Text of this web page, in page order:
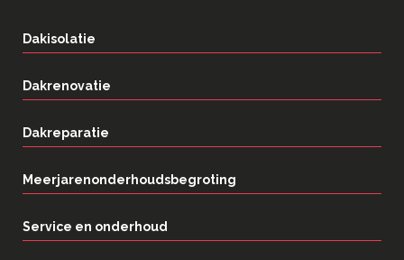
Dakisolatie
Dakrenovatie
Dakreparatie
Meerjarenonderhoudsbegroting
Service en onderhoud